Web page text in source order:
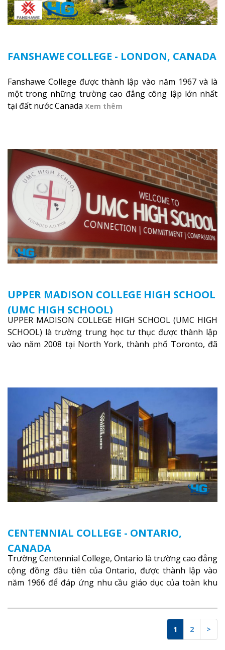
FANSHAWE COLLEGE - LONDON, CANADA
Fanshawe College được thành lập vào năm 1967 và là
một trong những trường cao đẳng công lập lớn nhất
tại đất nước Canada Xem thêm
UPPER MADISON COLLEGE HIGH SCHOOL
(UMC HIGH SCHOOL)
UPPER MADISON COLLEGE HIGH SCHOOL (UMC HIGH
SCHOOL) là trường trung học tư thục được thành lập
vào năm 2008 tại North York, thành phố Toronto, đã
CENTENNIAL COLLEGE - ONTARIO,
CANADA
Trường Centennial College, Ontario là trường cao đẳng
cộng đồng đầu tiên của Ontario, được thành lập vào
năm 1966 để đáp ứng nhu cầu giáo dục của toàn khu
1 2 >